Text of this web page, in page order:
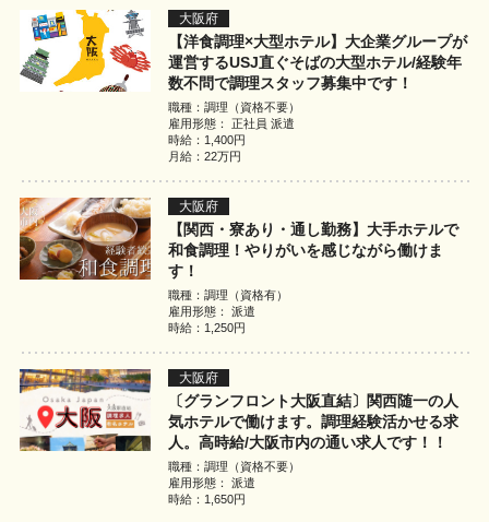
大阪府
【洋食調理×大型ホテル】大企業グループが
運営するUSJ直ぐそばの大型ホテル/経験年
数不問で調理スタッフ募集中です！
職種：調理（資格不要）
雇用形態： 正社員 派遣
時給：1,400円
月給：22万円
大阪府
【関西・寮あり・通し勤務】大手ホテルで
和食調理！やりがいを感じながら働けま
す！
職種：調理（資格有）
雇用形態： 派遣
時給：1,250円
大阪府
〔グランフロント大阪直結〕関西随一の人
気ホテルで働けます。調理経験活かせる求
人。高時給/大阪市内の通い求人です！！
職種：調理（資格不要）
雇用形態： 派遣
時給：1,650円